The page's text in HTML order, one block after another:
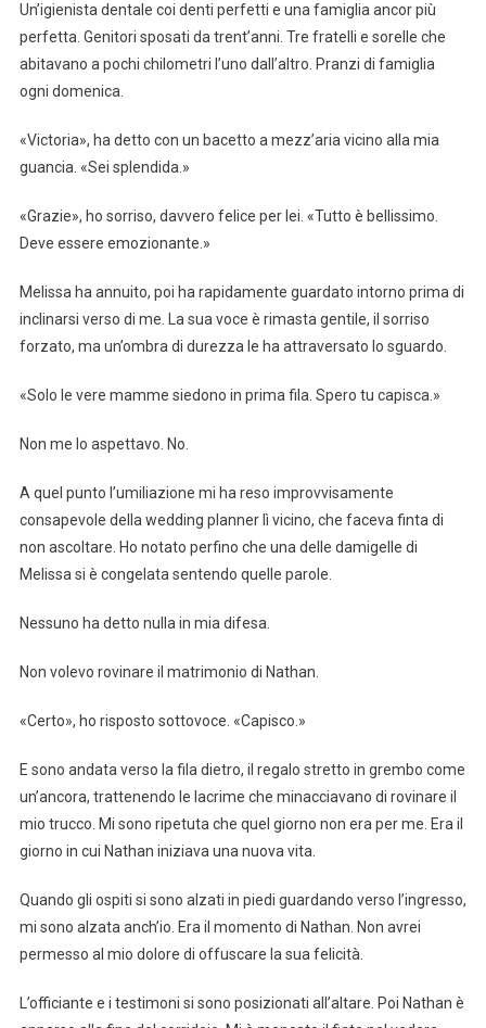
Un’igienista dentale coi denti perfetti e una famiglia ancor più
perfetta. Genitori sposati da trent’anni. Tre fratelli e sorelle che
abitavano a pochi chilometri l’uno dall’altro. Pranzi di famiglia
ogni domenica.
«Victoria», ha detto con un bacetto a mezz’aria vicino alla mia
guancia. «Sei splendida.»
«Grazie», ho sorriso, davvero felice per lei. «Tutto è bellissimo.
Deve essere emozionante.»
Melissa ha annuito, poi ha rapidamente guardato intorno prima di
inclinarsi verso di me. La sua voce è rimasta gentile, il sorriso
forzato, ma un’ombra di durezza le ha attraversato lo sguardo.
«Solo le vere mamme siedono in prima fila. Spero tu capisca.»
Non me lo aspettavo. No.
A quel punto l’umiliazione mi ha reso improvvisamente
consapevole della wedding planner lì vicino, che faceva finta di
non ascoltare. Ho notato perfino che una delle damigelle di
Melissa si è congelata sentendo quelle parole.
Nessuno ha detto nulla in mia difesa.
Non volevo rovinare il matrimonio di Nathan.
«Certo», ho risposto sottovoce. «Capisco.»
E sono andata verso la fila dietro, il regalo stretto in grembo come
un’ancora, trattenendo le lacrime che minacciavano di rovinare il
mio trucco. Mi sono ripetuta che quel giorno non era per me. Era il
giorno in cui Nathan iniziava una nuova vita.
Quando gli ospiti si sono alzati in piedi guardando verso l’ingresso,
mi sono alzata anch’io. Era il momento di Nathan. Non avrei
permesso al mio dolore di offuscare la sua felicità.
L’officiante e i testimoni si sono posizionati all’altare. Poi Nathan è